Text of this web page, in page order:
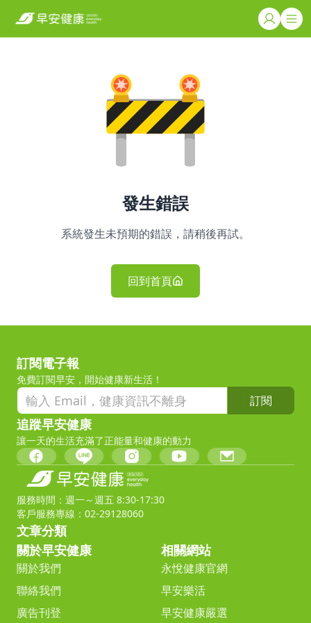
發生錯誤
系統發生未預期的錯誤，請稍後再試。
回到首頁
訂閱電子報
免費訂閱早安，開始健康新生活！
訂閱
追蹤早安健康
讓一天的生活充滿了正能量和健康的動力
服務時間：週一～週五 8:30-17:30
客戶服務專線：02-29128060
文章分類
關於早安健康
關於我們
聯絡我們
廣告刊登
相關網站
永悅健康官網
早安樂活
早安健康嚴選